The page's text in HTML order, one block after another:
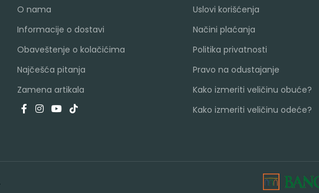
O nama
Informacije o dostavi
Obaveštenje o kolačićima
Najčešća pitanja
Zamena artikala
Uslovi korišćenja
Načini plaćanja
Politika privatnosti
Pravo na odustajanje
Kako izmeriti veličinu obuće?
Kako izmeriti veličinu odeće?